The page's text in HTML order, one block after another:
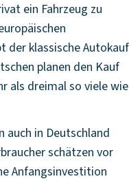
ein Fahrzeug zu
der klassische Autokauf
planen den Kauf
als dreimal so viele wie
auch in Deutschland
schätzen vor
Anfangsinvestition